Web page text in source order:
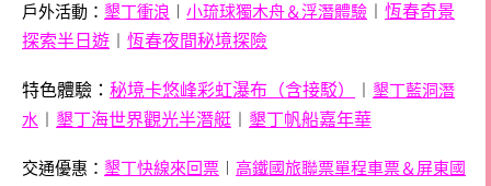
戶外活動： 墾丁衝浪 小琉球獨木舟＆浮潛體驗
恆春奇景
探索半日遊
恆春夜間秘境探險
特色體驗： 秘境卡悠峰彩虹瀑布（含接駁）
墾丁藍洞潛
水
墾丁海世界觀光半潛艇 墾丁帆船嘉年華
交通優惠： 墾丁快線來回票
高鐵國旅聯票單程車票＆屏東國